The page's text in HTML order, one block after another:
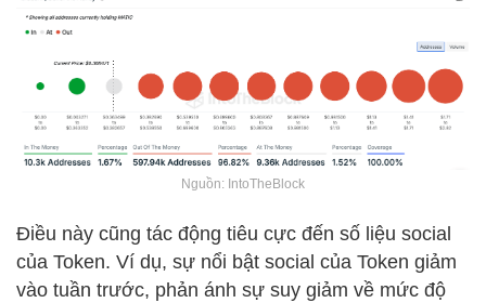
Nguồn: IntoTheBlock
Điều này cũng tác động tiêu cực đến số liệu social
của Token. Ví dụ, sự nổi bật social của Token giảm
vào tuần trước, phản ánh sự suy giảm về mức độ